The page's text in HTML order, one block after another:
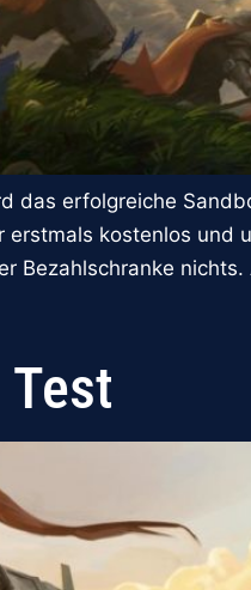
das erfolgreiche
kostenlos
Bezahlschranke